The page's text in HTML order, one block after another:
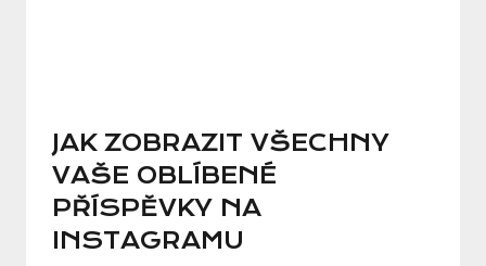
JAK ZOBRAZIT VŠECHNY
VAŠE OBLÍBENÉ
PŘÍSPĚVKY NA
INSTAGRAMU